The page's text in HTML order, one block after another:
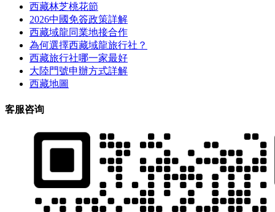
西藏林芝桃花節
2026中國免簽政策詳解
西藏域龍同業地接合作
為何選擇西藏域龍旅行社？
西藏旅行社哪一家最好
大陸門號申辦方式詳解
西藏地圖
客服咨询